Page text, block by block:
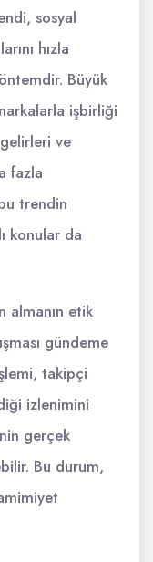
sosyal
hızla
Büyük
işbirliği
gelirleri ve
fazla
trendin
konular da
almanın etik
gündeme
takipçi
izlenimini
gerçek
Bu durum,